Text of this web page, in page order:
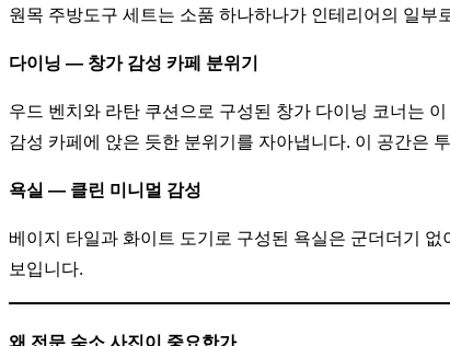
원목 주방도구 세트는 소품 하나하나가 인테리어의 일
다이닝 — 창가 감성 카페 분위기
우드 벤치와 라탄 쿠션으로 구성된 창가 다이닝 코너는
감성 카페에 앉은 듯한 분위기를 자아냅니다. 이 공간은
욕실 — 클린 미니멀 감성
베이지 타일과 화이트 도기로 구성된 욕실은 군더더기
보입니다.
왜 전문 숙소 사진이 중요한가